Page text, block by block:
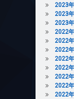
2023
2023
2023
2022
2022
2022
2022
2022
2022
2022
2022